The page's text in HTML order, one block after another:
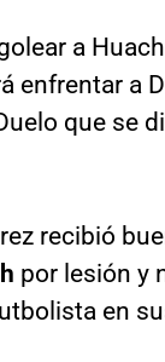
a
enfrentar a
que se
recibió
por lesión y
en